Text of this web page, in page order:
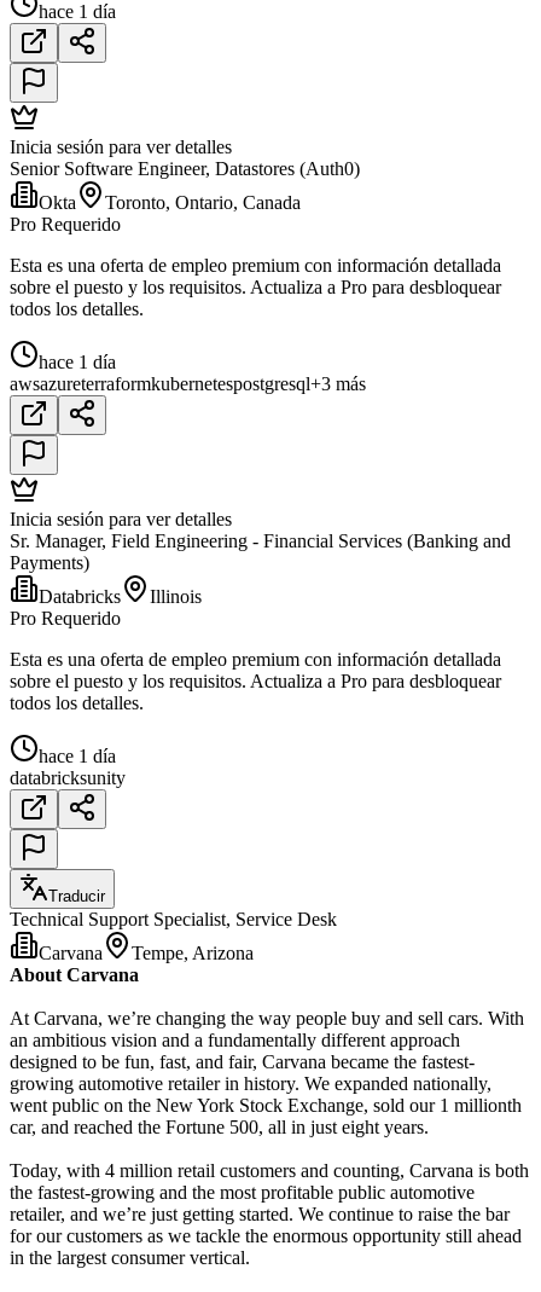
hace 1 día
Inicia sesión para ver detalles
Senior Software Engineer, Datastores (Auth0)
Okta
Toronto, Ontario, Canada
Pro Requerido
Esta es una oferta de empleo premium con información detallada
sobre el puesto y los requisitos. Actualiza a Pro para desbloquear
todos los detalles.
hace 1 día
awsazureterraformkubernetespostgresql+3 más
Inicia sesión para ver detalles
Sr. Manager, Field Engineering - Financial Services (Banking and
Payments)
Databricks
Illinois
Pro Requerido
Esta es una oferta de empleo premium con información detallada
sobre el puesto y los requisitos. Actualiza a Pro para desbloquear
todos los detalles.
hace 1 día
databricksunity
Traducir
Technical Support Specialist, Service Desk
Carvana
Tempe, Arizona
About Carvana
At Carvana, we’re changing the way people buy and sell cars. With
an ambitious vision and a fundamentally different approach
designed to be fun, fast, and fair, Carvana became the fastest-
growing automotive retailer in history. We expanded nationally,
went public on the New York Stock Exchange, sold our 1 millionth
car, and reached the Fortune 500, all in just eight years.
Today, with 4 million retail customers and counting, Carvana is both
the fastest-growing and the most profitable public automotive
retailer, and we’re just getting started. We continue to raise the bar
for our customers as we tackle the enormous opportunity still ahead
in the largest consumer vertical.